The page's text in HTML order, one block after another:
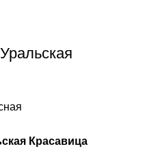
Красавица